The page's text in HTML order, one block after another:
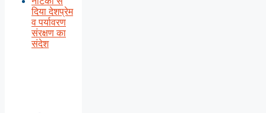
दिया देशप्रेम
व पर्यावरण
संरक्षण का
संदेश